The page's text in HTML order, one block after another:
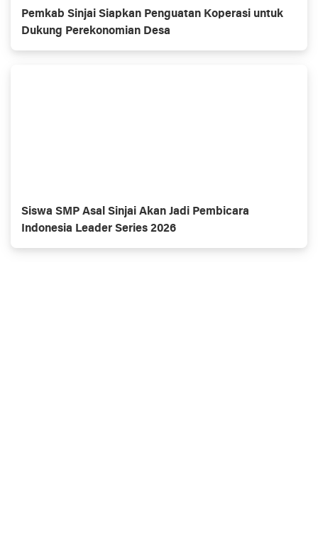
Pemkab Sinjai Siapkan Penguatan Koperasi untuk
Dukung Perekonomian Desa
Siswa SMP Asal Sinjai Akan Jadi Pembicara
Indonesia Leader Series 2026